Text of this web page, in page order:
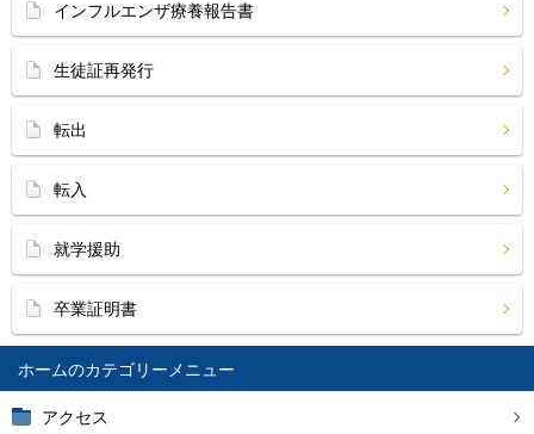
ホーム
アクセス
インフルエンザ療養報告書
生徒証再発行
転出
転入
就学援助
卒業証明書